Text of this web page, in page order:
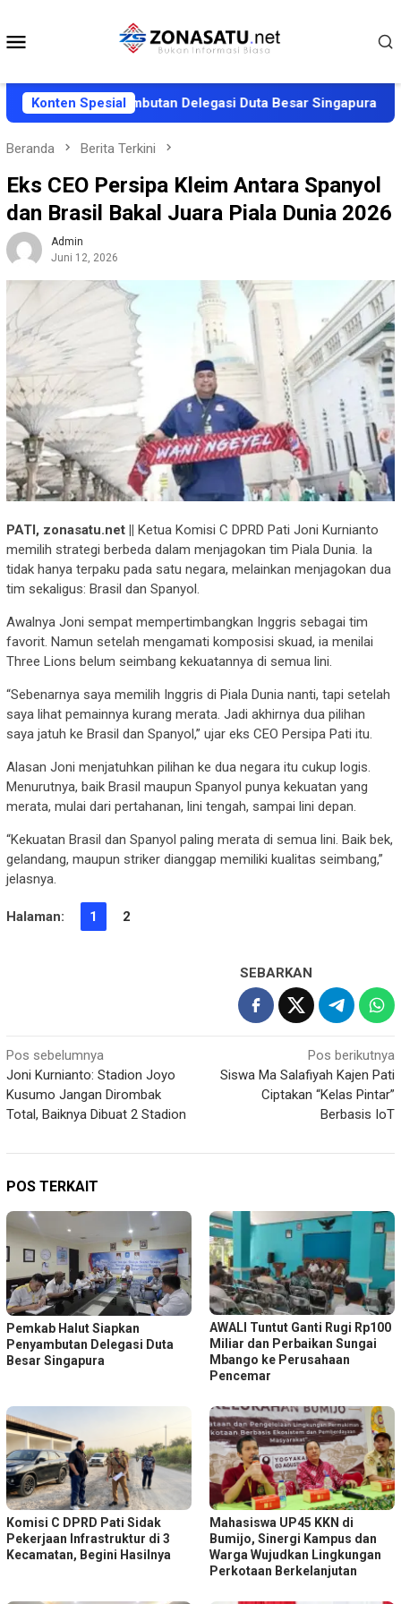
konten
Konten Spesial
Penyambutan Delegasi Duta Besar Singapura
Beranda Berita Terkini
Eks CEO Persipa Kleim Antara Spanyol
dan Brasil Bakal Juara Piala Dunia 2026
Admin
Juni 12, 2026
PATI, zonasatu.net || Ketua Komisi C DPRD Pati Joni Kurnianto
memilih strategi berbeda dalam menjagokan tim Piala Dunia. Ia
tidak hanya terpaku pada satu negara, melainkan menjagokan dua
tim sekaligus: Brasil dan Spanyol.
Awalnya Joni sempat mempertimbangkan Inggris sebagai tim
favorit. Namun setelah mengamati komposisi skuad, ia menilai
Three Lions belum seimbang kekuatannya di semua lini.
“Sebenarnya saya memilih Inggris di Piala Dunia nanti, tapi setelah
saya lihat pemainnya kurang merata. Jadi akhirnya dua pilihan
saya jatuh ke Brasil dan Spanyol,” ujar eks CEO Persipa Pati itu.
Alasan Joni menjatuhkan pilihan ke dua negara itu cukup logis.
Menurutnya, baik Brasil maupun Spanyol punya kekuatan yang
merata, mulai dari pertahanan, lini tengah, sampai lini depan.
“Kekuatan Brasil dan Spanyol paling merata di semua lini. Baik bek,
gelandang, maupun striker dianggap memiliki kualitas seimbang,”
jelasnya.
Halaman: 1 2
SEBARKAN
Navigasi
pos
Pos sebelumnya
Joni Kurnianto: Stadion Joyo
Kusumo Jangan Dirombak
Total, Baiknya Dibuat 2 Stadion
Pos berikutnya
Siswa Ma Salafiyah Kajen Pati
Ciptakan “Kelas Pintar”
Berbasis IoT
POS TERKAIT
Pemkab Halut Siapkan
Penyambutan Delegasi Duta
Besar Singapura
AWALI Tuntut Ganti Rugi Rp100
Miliar dan Perbaikan Sungai
Mbango ke Perusahaan
Pencemar
Komisi C DPRD Pati Sidak
Pekerjaan Infrastruktur di 3
Kecamatan, Begini Hasilnya
Mahasiswa UP45 KKN di
Bumijo, Sinergi Kampus dan
Warga Wujudkan Lingkungan
Perkotaan Berkelanjutan